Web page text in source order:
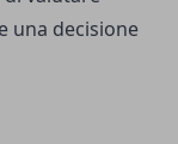
una decisione